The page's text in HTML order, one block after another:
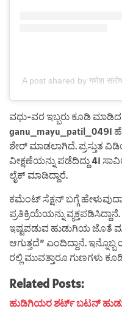
A post shared by गणेश
ವಧು-ವರ ಇಬ್ಬರು ಕೂಡಿ
ganu_mayu_patil_0491
ಶೇರ್ ಮಾಡಲಾಗಿದೆ. ಪ್ರಸ್ತುತ
ವೀಕ್ಷಣೆಯನ್ನು ಪಡೆದಿದ್ದು 41
ಲೈಕ್ ಮಾಡಿದ್ದಾರೆ.
ಕಮೆಂಟ್ ಸೆಕ್ಷನ್ ಬಗ್ಗೆ
ಪ್ರತಿಕ್ರಿಯೆಯನ್ನು
ಇಷ್ಟಪಡುವ ಹುಡುಗಿಯ
ಆಗುತ್ತದೆ” ಎಂದಿದ್ದಾನೆ.
ರಲ್ಲಿ ಮುವತ್ತಾರೂ ಗುಣಗಳು
Related Posts:
ಹುಡಿಗಿಯರ ಶರ್ಟ್ ಬಟನ್